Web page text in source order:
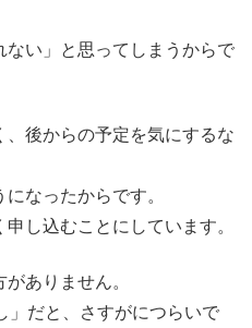
ない」と思ってしまうからで
後からの予定を気にするな
なったからです。
し込むことにしています。
ありません。
」だと、さすがにつらいで